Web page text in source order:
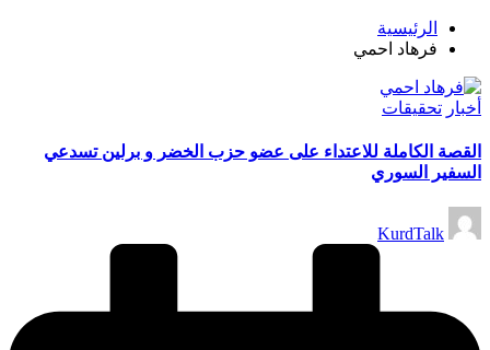
الرئيسية
فرهاد احمي
نُشر
أخبار تحقيقات
القصة الكاملة للاعتداء على عضو حزب الخضر و برلين تسدعي
السفير السوري
تمّ
النشرKurdTalk